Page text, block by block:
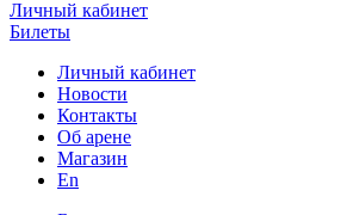
Личный кабинет
Билеты
Личный кабинет
Новости
Контакты
Об арене
Магазин
En